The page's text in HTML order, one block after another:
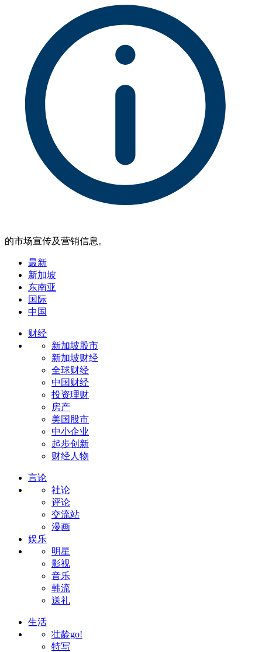
的市场宣传及营销信息。
最新
新加坡
东南亚
国际
中国
财经
新加坡股市
新加坡财经
全球财经
中国财经
投资理财
房产
美国股市
中小企业
起步创新
财经人物
言论
社论
评论
交流站
漫画
娱乐
明星
影视
音乐
韩流
送礼
生活
壮龄go!
特写